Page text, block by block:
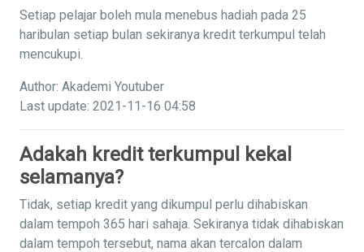
Setiap pelajar boleh mula menebus hadiah pada 25
haribulan setiap bulan sekiranya kredit terkumpul telah
mencukupi.
Author: Akademi Youtuber
Last update: 2021-11-16 04:58
Adakah kredit terkumpul kekal
selamanya?
Tidak, setiap kredit yang dikumpul perlu dihabiskan
dalam tempoh 365 hari sahaja. Sekiranya tidak dihabiskan
dalam tempoh tersebut, nama akan tercalon dalam